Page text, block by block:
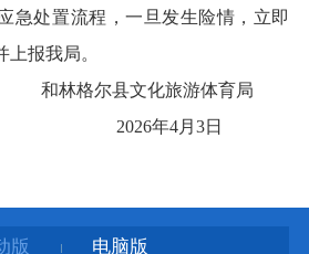
急处置流程，一旦发生险情，立即
报我局。
和林格尔县文化旅游体育局
2026年4月3日
版 电脑版